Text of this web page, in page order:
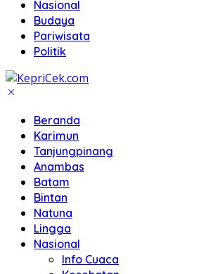
Nasional
Budaya
Pariwisata
Politik
Beranda
Karimun
Tanjungpinang
Anambas
Batam
Bintan
Natuna
Lingga
Nasional
Info Cuaca